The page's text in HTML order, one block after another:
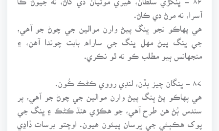
آسرا، نه مرڻ دي ڪاڻ.
هي پهاڪو نجو ڀنگ پيڻ وارن موالين جي چوڻ جو آهي،
جي ڀنگ پيڻ مهل ڀنگ جي ساراه بابت چوندا آهن، ۽
منجهانس ٻيو مطلب ڪو نه ٿو نڪري.
هي پهاڪو پڻ ڀنگ پيڻ وارن موالين جي چوڻ جو آهي، پر
سندس بُڻ هن طرح آهي، جو هڪڙي هنڌ ڪڻڪ ۽ ڀنگ جي
پوک هڪٻئي جي ڀرسان پيئون هيون. اوچتو برسات ڏاڍي